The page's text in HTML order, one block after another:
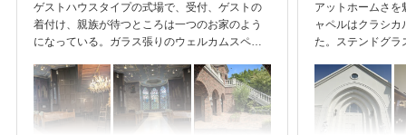
ゲストハウスタイプの式場で、受付、ゲストの
着付け、親族が待つところは一つのお家のよう
になっている。ガラス張りのウェルカムスペー
があり、大階段を上がるとチャペルに入れるチ
ャペルは壁が、濃い茶色の木のイメージ ステ
ンドガラスからは自然光が入るチャペルから降
りた半地下に披露宴会場がある。100人まで入れ
アットホームさを
ャペルはクラシ
た。ステンドグラ
案内をいただき
明るく、ナチュ
天井高もそこまで
トかと思います